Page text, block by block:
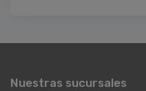
Nuestras sucursales